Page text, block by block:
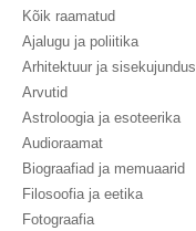
Kõik raamatud
Ajalugu ja poliitika
Arhitektuur ja sisekujundus
Arvutid
Astroloogia ja esoteerika
Audioraamat
Biograafiad ja memuaarid
Filosoofia ja eetika
Fotograafia